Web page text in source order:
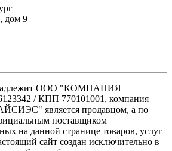
дом 9
ООО "КОМПАНИЯ
/ КПП 770101001, компания
является продавцом, а по
поставщиком
на данной странице товаров, услуг
сайт создан исключительно в